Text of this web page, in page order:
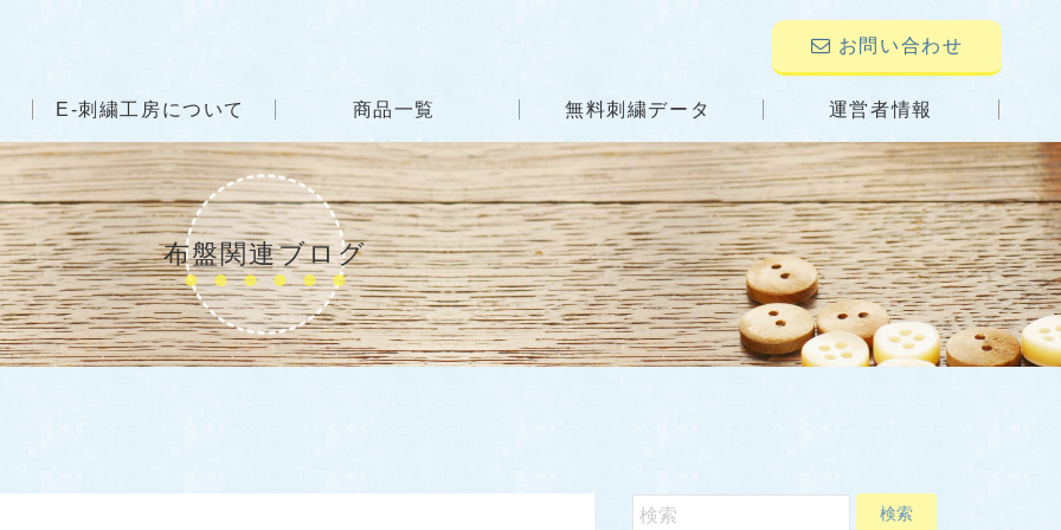
お問い合わせ
E-刺繍工房について 商品一覧 無料刺繍データ 運営者情報
布盤関連ブログ